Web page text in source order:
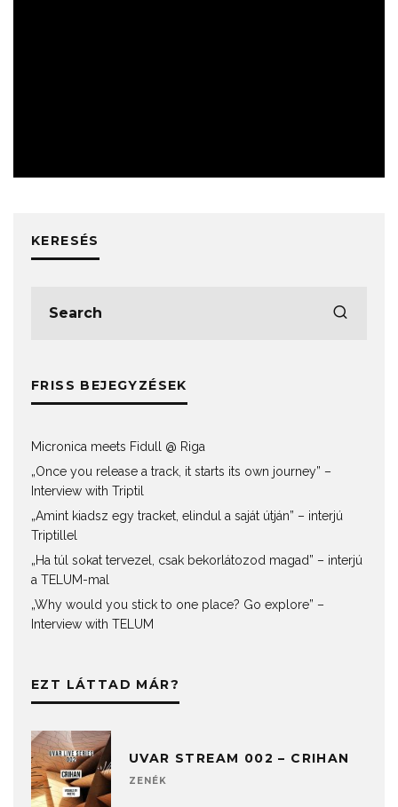
KERESÉS
FRISS BEJEGYZÉSEK
Micronica meets Fidull @ Riga
„Once you release a track, it starts its own journey” –
Interview with Triptil
„Amint kiadsz egy tracket, elindul a saját útján” – interjú
Triptillel
„Ha túl sokat tervezel, csak bekorlátozod magad” – interjú
a TELUM-mal
„Why would you stick to one place? Go explore” –
Interview with TELUM
EZT LÁTTAD MÁR?
UVAR STREAM 002 – CRIHAN
ZENÉK